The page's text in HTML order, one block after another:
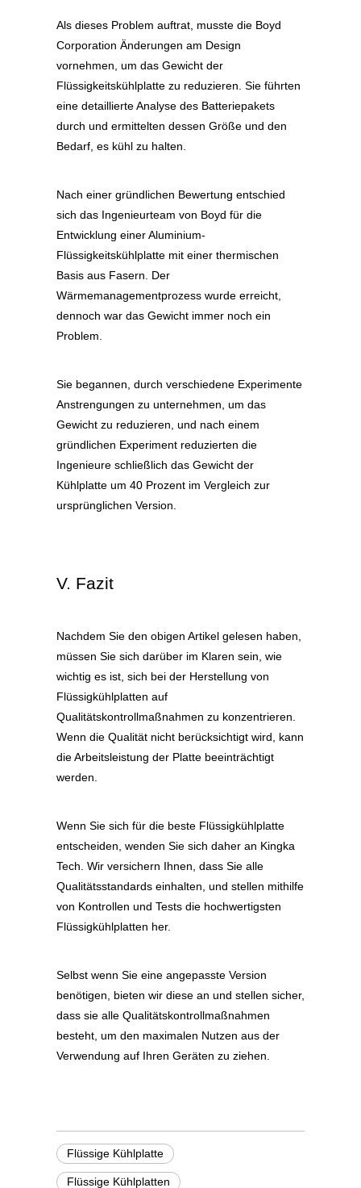
Als dieses Problem auftrat, musste die Boyd
Corporation Änderungen am Design
vornehmen, um das Gewicht der
Flüssigkeitskühlplatte zu reduzieren. Sie führten
eine detaillierte Analyse des Batteriepakets
durch und ermittelten dessen Größe und den
Bedarf, es kühl zu halten.
Nach einer gründlichen Bewertung entschied
sich das Ingenieurteam von Boyd für die
Entwicklung einer Aluminium-
Flüssigkeitskühlplatte mit einer thermischen
Basis aus Fasern. Der
Wärmemanagementprozess wurde erreicht,
dennoch war das Gewicht immer noch ein
Problem.
Sie begannen, durch verschiedene Experimente
Anstrengungen zu unternehmen, um das
Gewicht zu reduzieren, und nach einem
gründlichen Experiment reduzierten die
Ingenieure schließlich das Gewicht der
Kühlplatte um 40 Prozent im Vergleich zur
ursprünglichen Version.
V. Fazit
Nachdem Sie den obigen Artikel gelesen haben,
müssen Sie sich darüber im Klaren sein, wie
wichtig es ist, sich bei der Herstellung von
Flüssigkühlplatten auf
Qualitätskontrollmaßnahmen zu konzentrieren.
Wenn die Qualität nicht berücksichtigt wird, kann
die Arbeitsleistung der Platte beeinträchtigt
werden.
Wenn Sie sich für die beste Flüssigkühlplatte
entscheiden, wenden Sie sich daher an Kingka
Tech. Wir versichern Ihnen, dass Sie alle
Qualitätsstandards einhalten, und stellen mithilfe
von Kontrollen und Tests die hochwertigsten
Flüssigkühlplatten her.
Selbst wenn Sie eine angepasste Version
benötigen, bieten wir diese an und stellen sicher,
dass sie alle Qualitätskontrollmaßnahmen
besteht, um den maximalen Nutzen aus der
Verwendung auf Ihren Geräten zu ziehen.
Flüssige Kühlplatte
Flüssige Kühlplatten